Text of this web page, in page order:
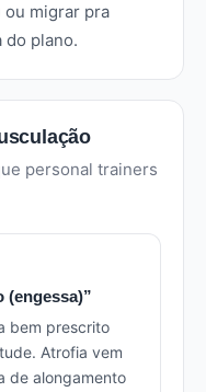
ou migrar pra
do plano.
personal trainers
(engessa)”
bem prescrito
Atrofia vem
de alongamento